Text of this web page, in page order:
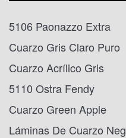
5106 Paonazzo Extra
Cuarzo Gris Claro Puro
Cuarzo Acrílico Gris
5110 Ostra Fendy
Cuarzo Green Apple
Láminas De Cuarzo